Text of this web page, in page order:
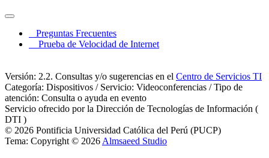
Preguntas Frecuentes
Prueba de Velocidad de Internet
Versión: 2.2. Consultas y/o sugerencias en el Centro de Servicios TI
Categoría: Dispositivos / Servicio: Videoconferencias / Tipo de
atención: Consulta o ayuda en evento
Servicio ofrecido por la Dirección de Tecnologías de Información (
DTI )
© 2026 Pontificia Universidad Católica del Perú (PUCP)
Tema: Copyright © 2026 Almsaeed Studio